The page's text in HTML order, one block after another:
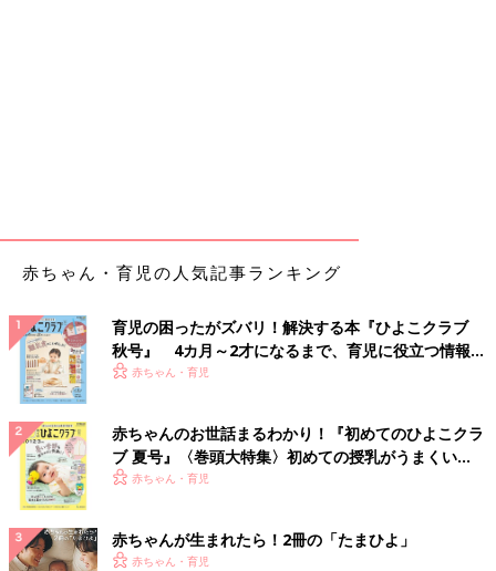
赤ちゃん・育児の人気記事ランキング
育児の困ったがズバリ！解決する本『ひよこクラブ
秋号』 4カ月～2才になるまで、育児に役立つ情報が
いっぱい！
赤ちゃん・育児
赤ちゃんのお世話まるわかり！『初めてのひよこクラ
ブ 夏号』〈巻頭大特集〉初めての授乳がうまくい
く！ おっぱい・ミルクの基本と夏のトラブル 解決テ
赤ちゃん・育児
赤ちゃんが生まれたら！2冊の「たまひよ」
赤ちゃん・育児